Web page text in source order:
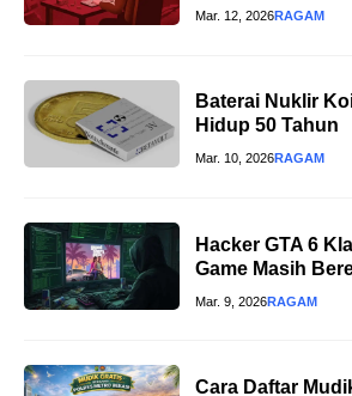
Mar. 12, 2026RAGAM
Baterai Nuklir
Hidup 50 Tahun
Mar. 10, 2026RAGAM
Hacker GTA 6
Game Masih
Mar. 9, 2026RAGAM
Cara Daftar